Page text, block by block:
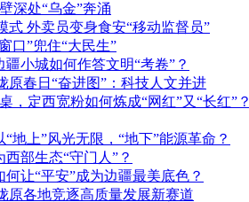
深处“乌金”奔涌
式 外卖员变身食安“移动监督员”
口”兜住“大民生”
小城如何作答文明“考卷”？
原春日“奋进图”：科技人文并进
，定西宽粉如何炼成“网红”又“长红”？
地上”风光无限，“地下”能源革命？
部生态“守门人”？
让“平安”成为边疆最美底色？
原各地竞逐高质量发展新赛道